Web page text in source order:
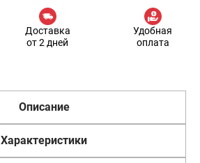
Доставка
от 2 дней
Удобная
оплата
Описание
Характеристики